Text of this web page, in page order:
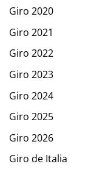
Giro 2020
Giro 2021
Giro 2022
Giro 2023
Giro 2024
Giro 2025
Giro 2026
Giro de Italia